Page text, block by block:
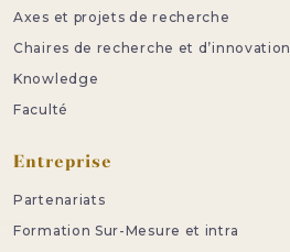
Axes et projets de recherche
Chaires de recherche et d’innovation
Knowledge
Faculté
Entreprise
Partenariats
Formation Sur-Mesure et intra